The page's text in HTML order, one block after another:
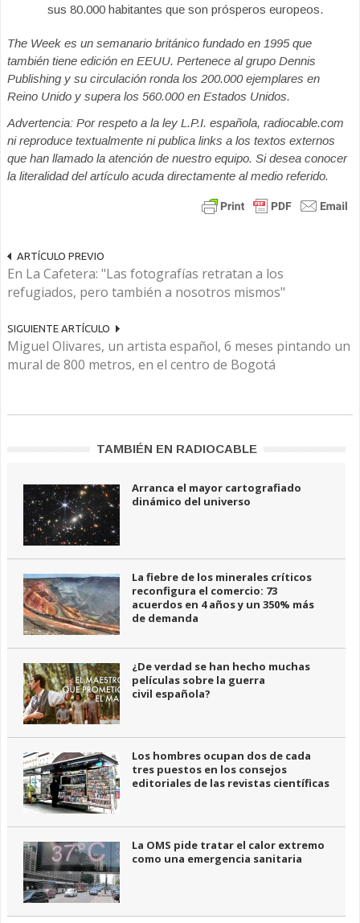
sus 80.000 habitantes que son prósperos europeos.
The Week es un semanario británico fundado en 1995 que
también tiene edición en EEUU. Pertenece al grupo Dennis
Publishing y su circulación ronda los 200.000 ejemplares en
Reino Unido y supera los 560.000 en Estados Unidos.
Advertencia: Por respeto a la ley L.P.I. española, radiocable.com
ni reproduce textualmente ni publica links a los textos externos
que han llamado la atención de nuestro equipo. Si desea conocer
la literalidad del artículo acuda directamente al medio referido.
ARTÍCULO PREVIO
En La Cafetera: "Las fotografías retratan a los
refugiados, pero también a nosotros mismos"
SIGUIENTE ARTÍCULO
Miguel Olivares, un artista español, 6 meses pintando un
mural de 800 metros, en el centro de Bogotá
TAMBIÉN EN RADIOCABLE
Arranca el mayor cartografiado
dinámico del universo
La fiebre de los minerales críticos
reconfigura el comercio: 73
acuerdos en 4 años y un 350% más
de demanda
¿De verdad se han hecho muchas
películas sobre la guerra
civil española?
Los hombres ocupan dos de cada
tres puestos en los consejos
editoriales de las revistas científicas
La OMS pide tratar el calor extremo
como una emergencia sanitaria